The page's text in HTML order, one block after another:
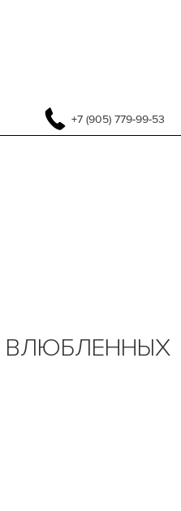
+7 (905) 779-99-53
ВЛЮБЛЕННЫХ